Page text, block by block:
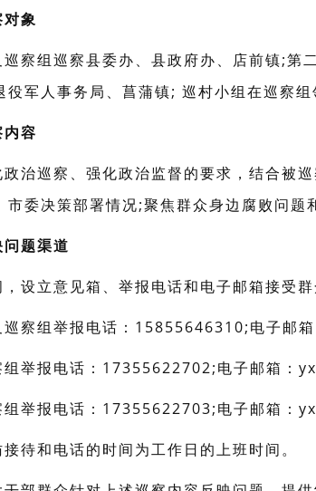
象
察组巡察县委办、县政府办、店前镇;第
役军人事务局、菖蒲镇; 巡村小组在巡察
容
治巡察、强化政治监督的要求，结合被
市委决策部署情况;聚焦群众身边腐败问题
题渠道
设立意见箱、举报电话和电子邮箱接受
巡察组举报电话：15855646310;电子邮
组举报电话：17355622702;电子邮箱：
组举报电话：17355622703;电子邮箱：
待和电话的时间为工作日的上班时间。